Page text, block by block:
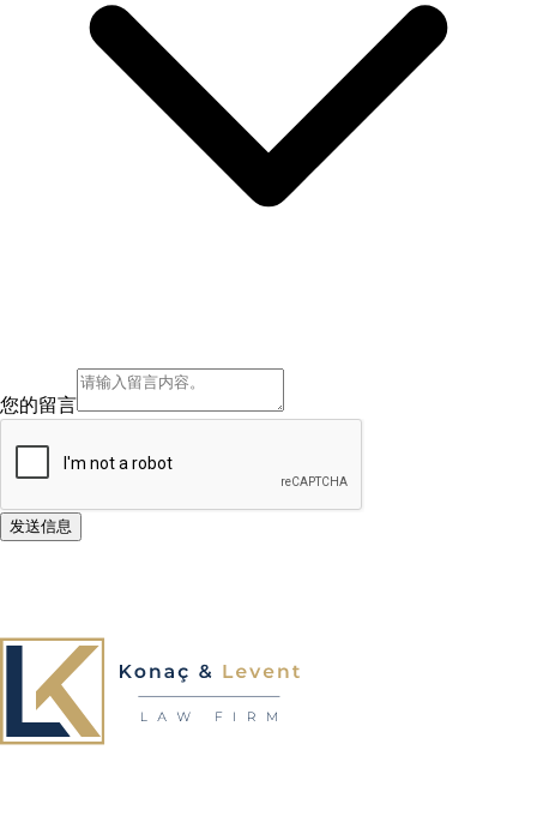
您的留言
发送信息